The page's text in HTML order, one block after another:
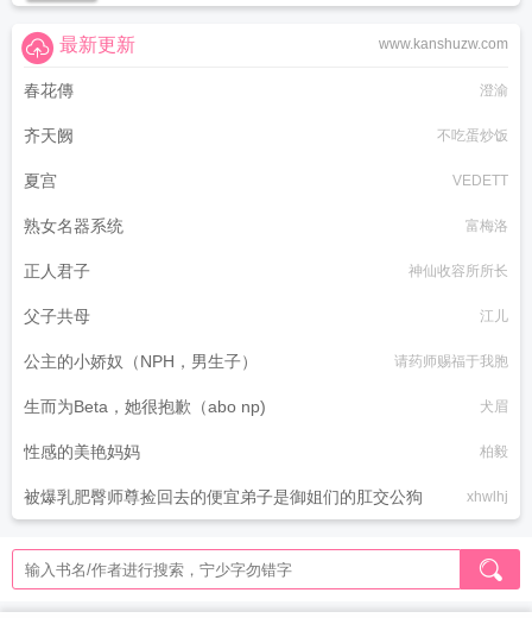
www.kanshuzw.com
最新更新
春花傳 澄渝
齐天阙 不吃蛋炒饭
夏宫 VEDETT
熟女名器系统 富梅洛
正人君子 神仙收容所所长
父子共母 江儿
公主的小娇奴（NPH，男生子） 请药师赐福于我胞
生而为Beta，她很抱歉（abo np) 犬眉
性感的美艳妈妈 柏毅
被爆乳肥臀师尊捡回去的便宜弟子是御姐们的肛交公狗 xhwlhj